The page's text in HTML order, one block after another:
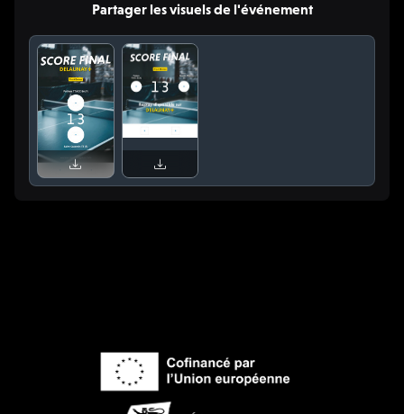
Partager les visuels de l'événement